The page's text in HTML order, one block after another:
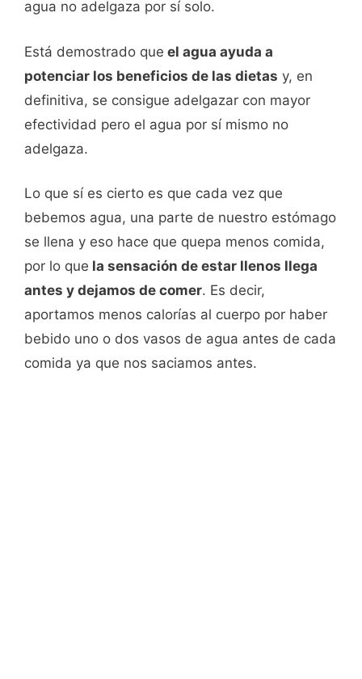
agua no adelgaza por sí solo.
Está demostrado que el agua ayuda a
potenciar los beneficios de las dietas y, en
definitiva, se consigue adelgazar con mayor
efectividad pero el agua por sí mismo no
adelgaza.
Lo que sí es cierto es que cada vez que
bebemos agua, una parte de nuestro estómago
se llena y eso hace que quepa menos comida,
por lo que la sensación de estar llenos llega
antes y dejamos de comer. Es decir,
aportamos menos calorías al cuerpo por haber
bebido uno o dos vasos de agua antes de cada
comida ya que nos saciamos antes.